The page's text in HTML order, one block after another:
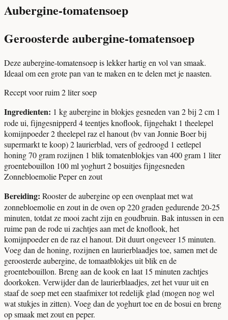
Aubergine-tomatensoep
Geroosterde aubergine-tomatensoep
Deze aubergine-tomatensoep is lekker hartig en vol van smaak.
Ideaal om een grote pan van te maken en te delen met je naasten.
Recept voor ruim 2 liter soep
Ingredienten: 1 kg aubergine in blokjes gesneden van 2 bij 2 cm 1
rode ui, fijngesnipperd 4 teentjes knoflook, fijngehakt 1 theelepel
komijnpoeder 2 theelepel raz el hanout (bv van Jonnie Boer bij
supermarkt te koop) 2 laurierblad, vers of gedroogd 1 eetlepel
honing 70 gram rozijnen 1 blik tomatenblokjes van 400 gram 1 liter
groentebouillon 100 ml yoghurt 2 bosuitjes fijngesneden
Zonnebloemolie Peper en zout
Bereiding: Rooster de aubergine op een ovenplaat met wat
zonnebloemolie en zout in de oven op 220 graden gedurende 20-25
minuten, totdat ze mooi zacht zijn en goudbruin. Bak intussen in een
ruime pan de rode ui zachtjes aan met de knoflook, het
komijnpoeder en de raz el hanout. Dit duurt ongeveer 15 minuten.
Voeg dan de honing, rozijnen en laurierblaadjes toe, samen met de
geroosterde aubergine, de tomaatblokjes uit blik en de
groentebouillon. Breng aan de kook en laat 15 minuten zachtjes
doorkoken. Verwijder dan de laurierblaadjes, zet het vuur uit en
staaf de soep met een staafmixer tot redelijk glad (mogen nog wel
wat stukjes in zitten). Voeg dan de yoghurt toe en de bosui en breng
op smaak met zout en peper.